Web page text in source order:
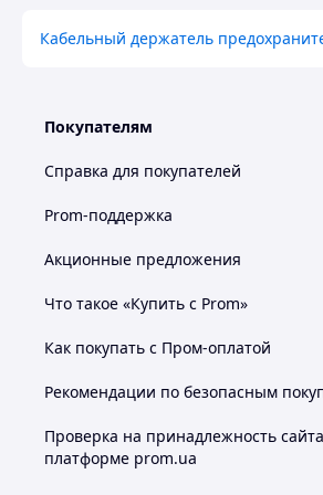
Потужність розсіювання
Типоразмер:
Кабельный держатель
Покупателям
Справка для покупателей
Prom-поддержка
Акционные предложения
Что такое «Купить с Prom»
Как покупать с Пром-оплатой
Рекомендации по безопасным
Проверка на принадлежность
платформе prom.ua